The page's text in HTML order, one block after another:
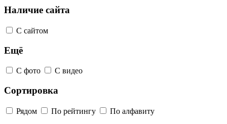
Наличие сайта
С сайтом
Ещё
С фото С видео
Сортировка
Рядом По рейтингу По алфавиту